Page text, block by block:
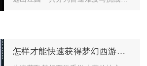
怎样才能快速获得梦幻西游手游的古董